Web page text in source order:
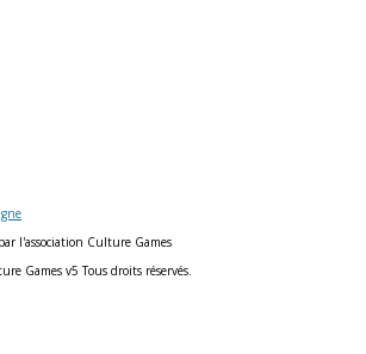
l'association Culture Games
Games v5 Tous droits réservés.